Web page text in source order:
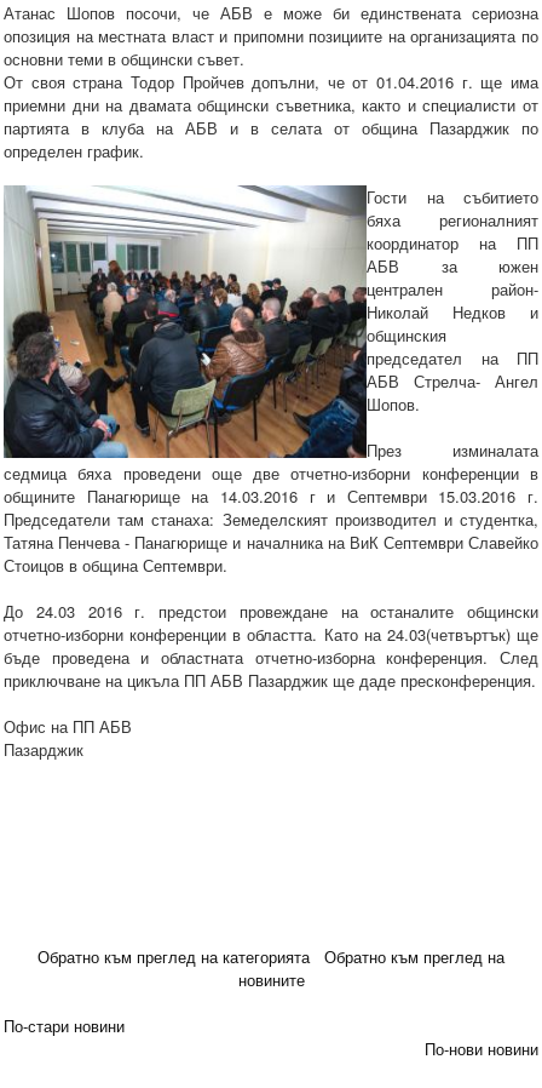
Атанас Шопов посочи, че АБВ е може би единствената сериозна
опозиция на местната власт и припомни позициите на организацията по
основни теми в общински съвет.
От своя страна Тодор Пройчев допълни, че от 01.04.2016 г. ще има
приемни дни на двамата общински съветника, както и специалисти от
партията в клуба на АБВ и в селата от община Пазарджик по
определен график.
Гости на събитието
бяха регионалният
координатор на ПП
АБВ за южен
централен район-
Николай Недков и
общинския
председател на ПП
АБВ Стрелча- Ангел
Шопов.
През изминалата
седмица бяха проведени още две отчетно-изборни конференции в
общините Панагюрище на 14.03.2016 г и Септември 15.03.2016 г.
Председатели там станаха: Земеделският производител и студентка,
Татяна Пенчева - Панагюрище и началника на ВиК Септември Славейко
Стоицов в община Септември.
До 24.03 2016 г. предстои провеждане на останалите общински
отчетно-изборни конференции в областта. Като на 24.03(четвъртък) ще
бъде проведена и областната отчетно-изборна конференция. След
приключване на цикъла ПП АБВ Пазарджик ще даде пресконференция.
Офис на ПП АБВ
Пазарджик
Обратно към преглед на категорията
Обратно към преглед на
новините
По-стари новини
По-нови новини